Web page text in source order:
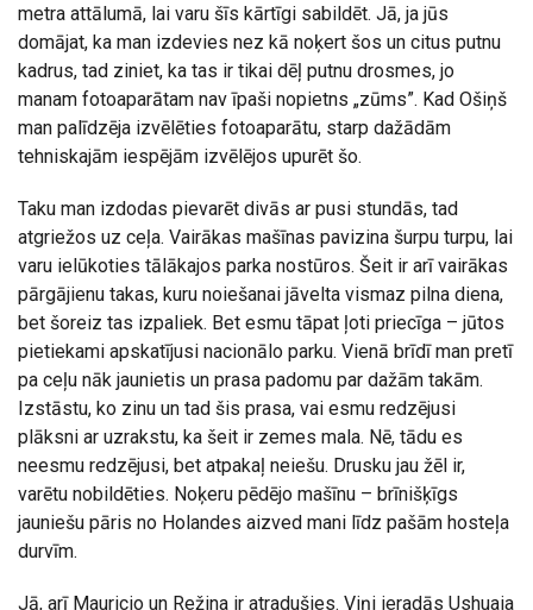
metra attālumā, lai varu šīs kārtīgi sabildēt. Jā, ja jūs
domājat, ka man izdevies nez kā noķert šos un citus putnu
kadrus, tad ziniet, ka tas ir tikai dēļ putnu drosmes, jo
manam fotoaparātam nav īpaši nopietns „zūms”. Kad Ošiņš
man palīdzēja izvēlēties fotoaparātu, starp dažādām
tehniskajām iespējām izvēlējos upurēt šo.
Taku man izdodas pievarēt divās ar pusi stundās, tad
atgriežos uz ceļa. Vairākas mašīnas pavizina šurpu turpu, lai
varu ielūkoties tālākajos parka nostūros. Šeit ir arī vairākas
pārgājienu takas, kuru noiešanai jāvelta vismaz pilna diena,
bet šoreiz tas izpaliek. Bet esmu tāpat ļoti priecīga – jūtos
pietiekami apskatījusi nacionālo parku. Vienā brīdī man pretī
pa ceļu nāk jaunietis un prasa padomu par dažām takām.
Izstāstu, ko zinu un tad šis prasa, vai esmu redzējusi
plāksni ar uzrakstu, ka šeit ir zemes mala. Nē, tādu es
neesmu redzējusi, bet atpakaļ neiešu. Drusku jau žēl ir,
varētu nobildēties. Noķeru pēdējo mašīnu – brīnišķīgs
jauniešu pāris no Holandes aizved mani līdz pašām hosteļa
durvīm.
Jā, arī Mauricio un Režina ir atradušies. Viņi ieradās Ushuaia